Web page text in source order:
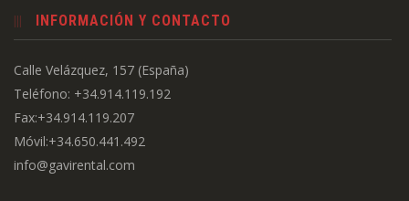
INFORMACIÓN Y CONTACTO
Calle Velázquez, 157 (España)
Teléfono: +34.914.119.192
Fax:+34.914.119.207
Móvil:+34.650.441.492
info@gavirental.com